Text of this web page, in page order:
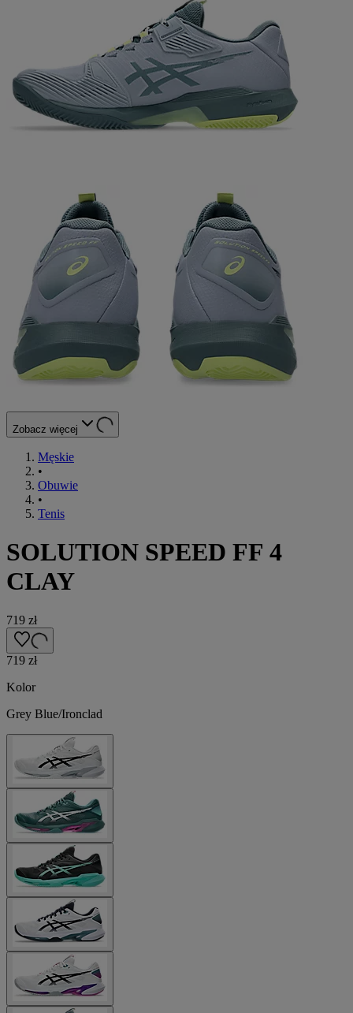
Zobacz więcej
Męskie
•
Obuwie
•
Tenis
SOLUTION SPEED FF 4
CLAY
719 zł
719 zł
Kolor
Grey Blue/Ironclad